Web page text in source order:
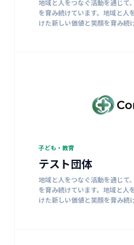
地域と人をつなぐ活動を通じて
を育み続けています。地域と人
けた新しい価値と笑顔を育み続
子ども・教育
テスト団体
地域と人をつなぐ活動を通じて
を育み続けています。地域と人
けた新しい価値と笑顔を育み続